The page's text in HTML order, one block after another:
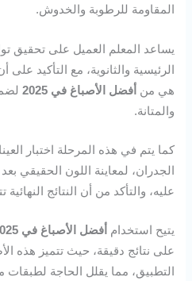
المقاومة للرطوبة والخدوش.
يساعد المعلم العميل على تحقيق
الرئيسية والثانوية، مع التأكيد
هي من أفضل الأصباغ في 2025
والمتانة.
كما يتم في هذه المرحلة اختبار
الجدران، لمعاينة اللون الحقيقي
عليه، والتأكد من أن النتائج
يتيح استخدام أفضل الأصباغ في 2025
على نتائج دقيقة، حيث تتميز هذه
التطبيق، مما يقلل الحاجة